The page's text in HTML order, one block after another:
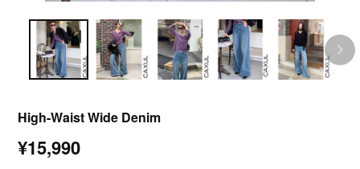
High-Waist Wide Denim
¥15,990